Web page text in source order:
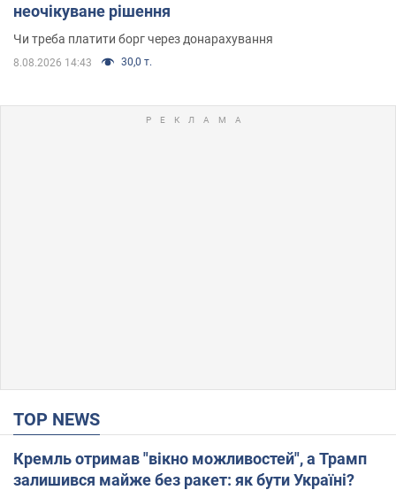
неочікуване рішення
Чи треба платити борг через донарахування
8.08.2026 14:43 30,0 т.
TOP NEWS
Кремль отримав "вікно можливостей", а Трамп
залишився майже без ракет: як бути Україні?